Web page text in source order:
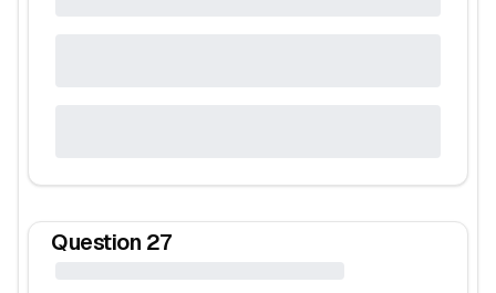
Question 27